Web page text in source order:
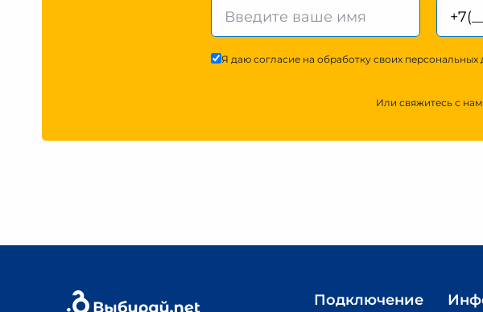
Я даю согласие на обработку своих персональных
Или свяжитесь с
Подключение